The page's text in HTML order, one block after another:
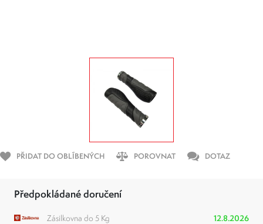
PŘIDAT DO OBLÍBENÝCH POROVNAT DOTAZ
Předpokládané doručení
Zásilkovna do 5 Kg
12.8.2026